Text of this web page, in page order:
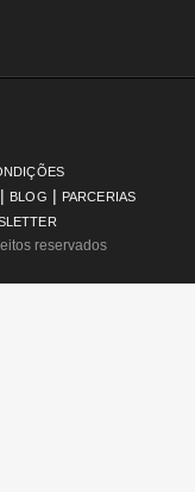
| BLOG | PARCERIAS
reservados